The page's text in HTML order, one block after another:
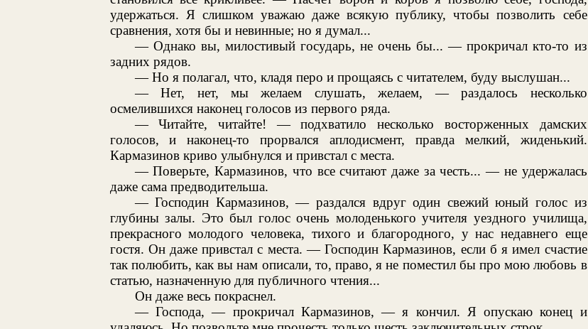
удержаться. Я слишком уважаю даже всякую публику, чтобы позволить себе
сравнения, хотя бы и невинные; но я думал...
— Однако вы, милостивый государь, не очень бы... — прокричал кто-то из
задних рядов.
— Но я полагал, что, кладя перо и прощаясь с читателем, буду выслушан...
— Нет, нет, мы желаем слушать, желаем, — раздалось несколько
осмелившихся наконец голосов из первого ряда.
— Читайте, читайте! — подхватило несколько восторженных дамских
голосов, и наконец-то прорвался аплодисмент, правда мелкий, жиденький.
Кармазинов криво улыбнулся и привстал с места.
— Поверьте, Кармазинов, что все считают даже за честь... — не удержалась
даже сама предводительша.
— Господин Кармазинов, — раздался вдруг один свежий юный голос из
глубины залы. Это был голос очень молоденького учителя уездного училища,
прекрасного молодого человека, тихого и благородного, у нас недавнего еще
гостя. Он даже привстал с места. — Господин Кармазинов, если б я имел счастие
так полюбить, как вы нам описали, то, право, я не поместил бы про мою любовь в
статью, назначенную для публичного чтения...
Он даже весь покраснел.
— Господа, — прокричал Кармазинов, — я кончил. Я опускаю конец и